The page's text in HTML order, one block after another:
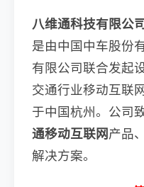
八维通科技有限公
是由中国中车股份
有限公司联合发起
交通行业移动互联
于中国杭州。公司
通移动互联网产品
解决方案。